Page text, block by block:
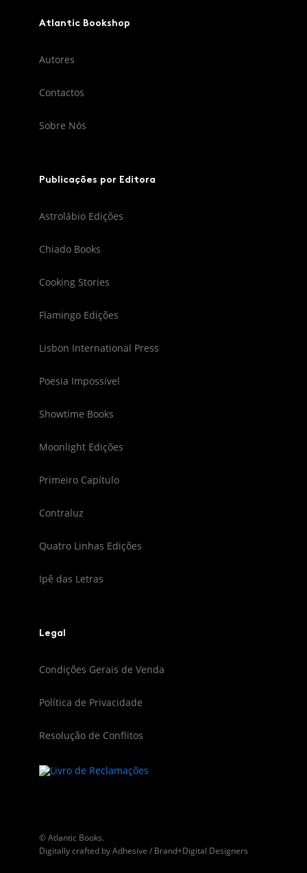
Atlantic Bookshop
Autores
Contactos
Sobre Nós
Publicações por Editora
Astrolábio Edições
Chiado Books
Cooking Stories
Flamingo Edições
Lisbon International Press
Poesia Impossível
Showtime Books
Moonlight Edições
Primeiro Capítulo
Contraluz
Quatro Linhas Edições
Ipê das Letras
Legal
Condições Gerais de Venda
Política de Privacidade
Resolução de Conflitos
© Atlantic Books.
Digitally crafted byAdhesive / Brand+Digital Designers